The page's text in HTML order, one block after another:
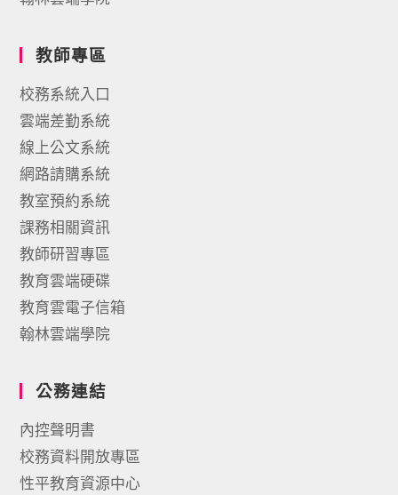
教師專區
校務系統入口
雲端差勤系統
線上公文系統
網路請購系統
教室預約系統
課務相關資訊
教師研習專區
教育雲端硬碟
教育雲電子信箱
翰林雲端學院
公務連結
內控聲明書
校務資料開放專區
性平教育資源中心